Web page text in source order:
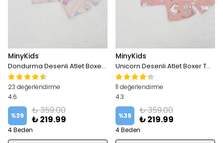
MinyKids
Dondurma Desenli Atlet Boxer Takım
23 değerlendirme
4.6
%39
₺ 359.00
₺ 219.99
4 Beden
MinyKids
Unicorn Desenli Atlet Boxer Takım
11 değerlendirme
4.3
%39
₺ 359.00
₺ 219.99
4 Beden